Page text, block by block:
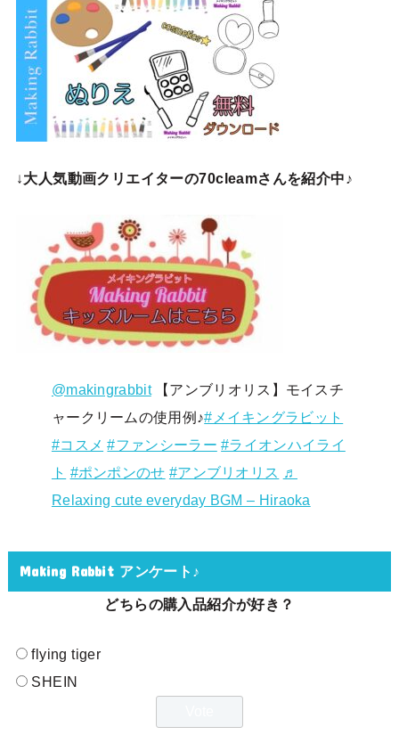
↓大人気動画クリエイターの70cleamさんを紹介中♪
@makingrabbit【アンブリオリス】モイスチ
ャークリームの使用例♪#メイキングラビット
#コスメ #ファンシーラー #ライオンハイライ
ト #ポンポンのせ #アンブリオリス ♬
Relaxing cute everyday BGM – Hiraoka
Making Rabbit アンケート♪
どちらの購入品紹介が好き？
flying tiger
SHEIN